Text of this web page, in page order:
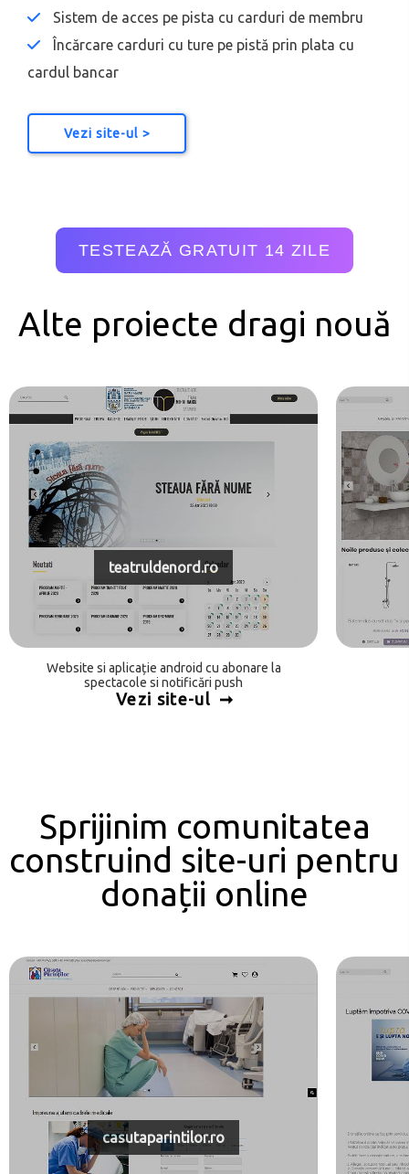
Sistem de acces pe pista cu carduri de membru
Încărcare carduri cu ture pe pistă prin plata cu
cardul bancar
Vezi site-ul >
TESTEAZĂ GRATUIT 14 ZILE
Alte proiecte dragi nouă
teatruldenord.ro
Website si aplicație android cu abonare la
spectacole si notificări push
Vezi site-ul
Sprijinim comunitatea
construind site-uri pentru
donații online
casutaparintilor.ro